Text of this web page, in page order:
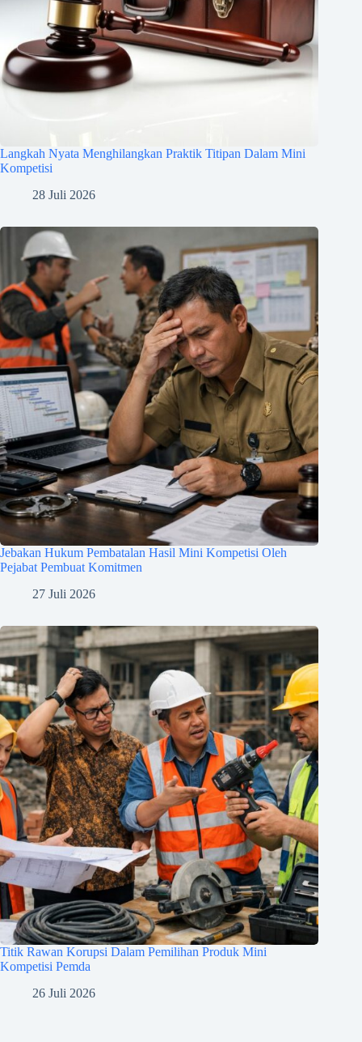
Langkah Nyata Menghilangkan Praktik Titipan Dalam Mini
Kompetisi
28 Juli 2026
Jebakan Hukum Pembatalan Hasil Mini Kompetisi Oleh
Pejabat Pembuat Komitmen
27 Juli 2026
Titik Rawan Korupsi Dalam Pemilihan Produk Mini
Kompetisi Pemda
26 Juli 2026